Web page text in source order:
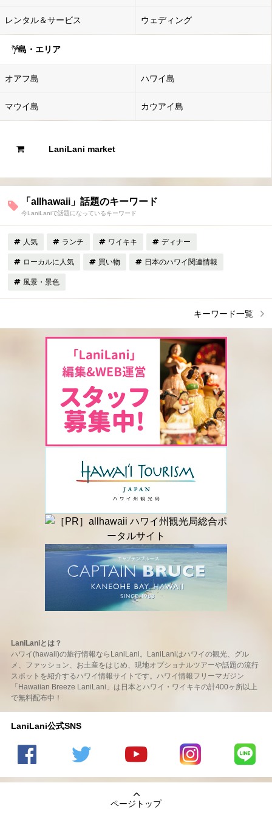
レンタル＆サービス ウェディング
島・エリア
オアフ島 ハワイ島
マウイ島 カウアイ島
LaniLani market
「allhawaii」話題のキーワード
今LaniLaniで話題になっているキーワード
人気 ランチ ワイキキ ディナー
ローカルに人気 買い物 日本のハワイ関連情報
風景・景色
キーワード一覧
LaniLaniとは？
ハワイ(hawaii)の旅行情報ならLaniLani。LaniLaniはハワイの観光、グル
メ、ファッション、お土産をはじめ、現地オプショナルツアーや話題の流行
スポットを紹介するハワイ情報サイトです。ハワイ情報フリーマガジン
「Hawaiian Breeze LaniLani」は日本とハワイ・ワイキキの計400ヶ所以上
で無料配布中！
LaniLani公式SNS
の
のtwitter
の
Youtube
チャンネ
LaniLani
LaniLani
ページトップ